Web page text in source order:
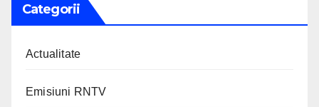
Categorii
Actualitate
Emisiuni RNTV